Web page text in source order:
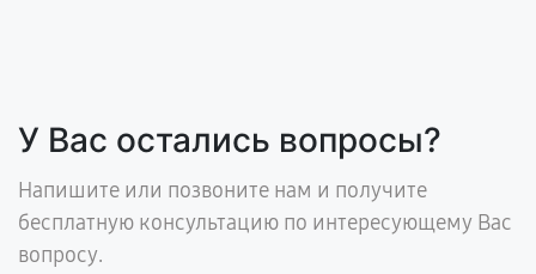
У Вас остались вопросы?
Напишите или позвоните нам и получите
бесплатную консультацию по интересующему Вас
вопросу.